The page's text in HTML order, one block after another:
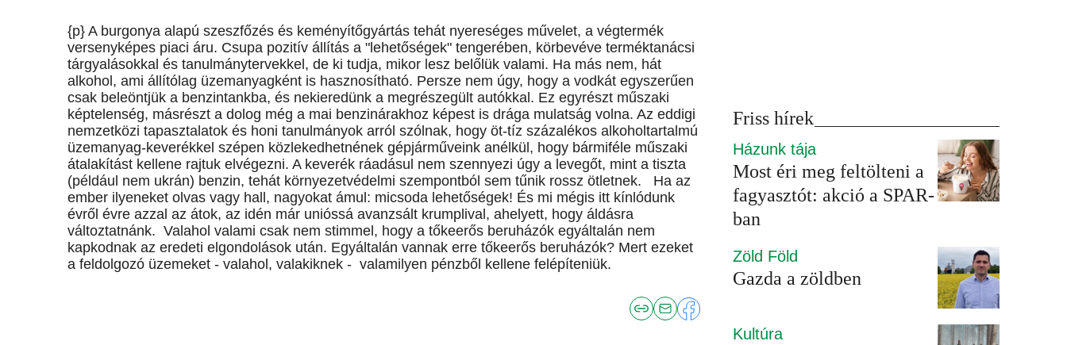
{p} A burgonya alapú szeszfőzés és keményítőgyártás tehát nyereséges művelet, a végtermék
versenyképes piaci áru. Csupa pozitív állítás a "lehetőségek" tengerében, körbevéve terméktanácsi
tárgyalásokkal és tanulmánytervekkel, de ki tudja, mikor lesz belőlük valami. Ha más nem, hát
alkohol, ami állítólag üzemanyagként is hasznosítható. Persze nem úgy, hogy a vodkát egyszerűen
csak beleöntjük a benzintankba, és nekieredünk a megrészegült autókkal. Ez egyrészt műszaki
képtelenség, másrészt a dolog még a mai benzinárakhoz képest is drága mulatság volna. Az eddigi
nemzetközi tapasztalatok és honi tanulmányok arról szólnak, hogy öt-tíz százalékos alkoholtartalmú
üzemanyag-keverékkel szépen közlekedhetnének gépjárműveink anélkül, hogy bármiféle műszaki
átalakítást kellene rajtuk elvégezni. A keverék ráadásul nem szennyezi úgy a levegőt, mint a tiszta
(például nem ukrán) benzin, tehát környezetvédelmi szempontból sem tűnik rossz ötletnek. Ha az
ember ilyeneket olvas vagy hall, nagyokat ámul: micsoda lehetőségek! És mi mégis itt kínlódunk
évről évre azzal az átok, az idén már unióssá avanzsált krumplival, ahelyett, hogy áldásra
változtatnánk. Valahol valami csak nem stimmel, hogy a tőkeerős beruházók egyáltalán nem
kapkodnak az eredeti elgondolások után. Egyáltalán vannak erre tőkeerős beruházók? Mert ezeket
a feldolgozó üzemeket - valahol, valakiknek - valamilyen pénzből kellene felépíteniük.
Friss hírek
Házunk tája
Most éri meg feltölteni a
fagyasztót: akció a SPAR-
ban
Zöld Föld
Gazda a zöldben
Kultúra